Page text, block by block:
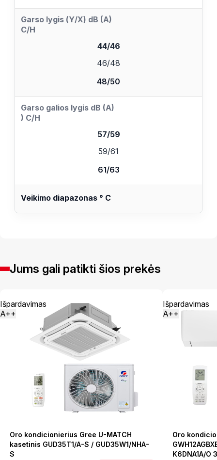
Garso lygis (Υ/Χ) dB (A)
C/H
44/46
46/48
48/50
Garso galios lygis dB (A)
) C/H
57/59
59/61
61/63
Veikimo diapazonas ° C
Jums gali patikti šios prekės
Išpardavimas
A++
Oro kondicionierius Gree U-MATCH
kasetinis GUD35T1/A-S / GUD35W1/NHA-
S
Išpardavimas
A++
Oro
K6DNA1A/O